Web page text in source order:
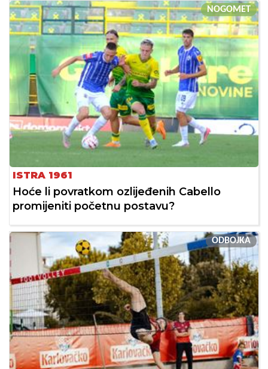
NOGOMET
ISTRA 1961
Hoće li povratkom ozlijeđenih Cabello
promijeniti početnu postavu?
ODBOJKA